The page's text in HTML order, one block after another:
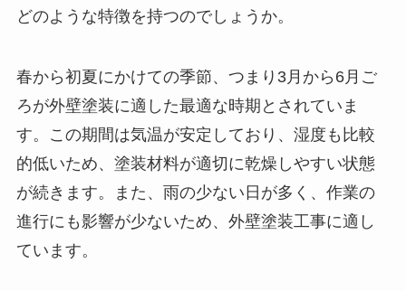
どのような特徴を持つのでしょうか。
春から初夏にかけての季節、つまり3月から6月ご
ろが外壁塗装に適した最適な時期とされていま
す。この期間は気温が安定しており、湿度も比較
的低いため、塗装材料が適切に乾燥しやすい状態
が続きます。また、雨の少ない日が多く、作業の
進行にも影響が少ないため、外壁塗装工事に適し
ています。